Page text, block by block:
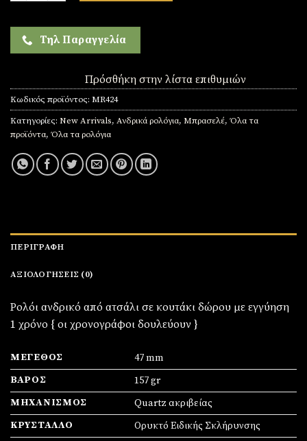
Τηλ Παραγγελία
Πρόσθήκη στην λίστα επιθυμιών
Κωδικός προϊόντος: MR424
Κατηγορίες: New Arrivals, Ανδρικά ρολόγια, Μπρασελέ, Όλα τα
προϊόντα, Όλα τα ρολόγια
ΠΕΡΙΓΡΑΦΉ
ΑΞΙΟΛΟΓΉΣΕΙΣ (0)
Ρολόι ανδρικό από ατσάλι σε κουτάκι δώρου με εγγύηση
1 χρόνο { οι χρονογράφοι δουλεύουν }
ΜΈΓΕΘΟΣ
47 mm
ΒΆΡΟΣ
157 gr
ΜΗΧΑΝΙΣΜΌΣ
Quartz ακριβείας
ΚΡΎΣΤΑΛΛΟ
Ορυκτό Ειδικής Σκλήρυνσης